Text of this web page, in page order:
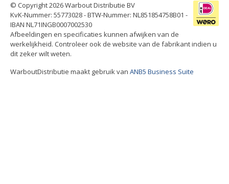
© Copyright 2026 Warbout Distributie BV
KvK-Nummer: 55773028 - BTW-Nummer: NL851854758B01 -
IBAN NL71INGB0007002530
Afbeeldingen en specificaties kunnen afwijken van de
werkelijkheid. Controleer ook de website van de fabrikant indien u
dit zeker wilt weten.
WarboutDistributie maakt gebruik van ANB5 Business Suite